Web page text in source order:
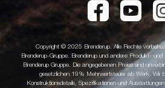
Copyright © 2025 Brenderup. Alle Rechte
Brenderup-Gruppe. Brenderup und andere Produkt-
Brenderup Gruppe. Die angegebenen Preise sind
gesetzlichen 19% Mehrwertsteuer ab Werk. Wir
Konstruktionsdetails, Spezifikationen und